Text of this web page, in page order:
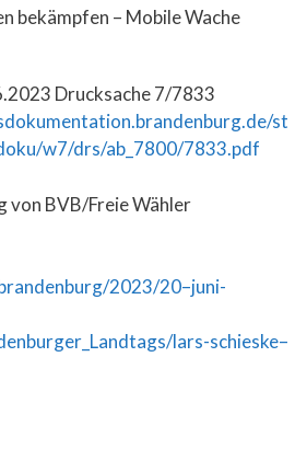
bekämpfen – Mobile Wache
Drucksache 7/7833
st
w7/drs/ab_7800/7833.pdf
von BVB/Freie Wähler
2023/20–juni-
lars-schieske–